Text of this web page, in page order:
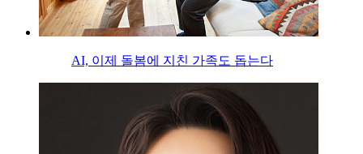
AI, 이제 돌봄에 지친 가족도 돕는다